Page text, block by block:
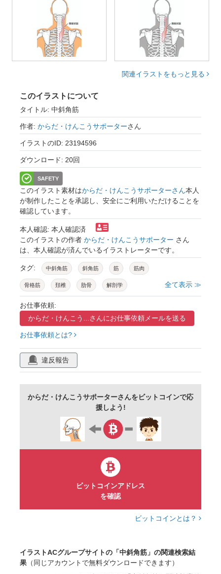
関連イラストをもっと見る
このイラストについて
タイトル: 中斜角筋
作者: からだ・けんこうサポーターさん
イラストのID: 23194596
ダウンロード: 20回
SAFETY
このイラスト素材はからだ・けんこうサポーターさん本人
が制作したことを承認し、安全にご利用いただけることを
確認しています。
本人確認: 本人確認済
このイラストの作者 からだ・けんこうサポーター さん
は、本人確認が済んでいるイラストレーターです。
タグ: 中斜角筋 斜角筋 筋 筋肉
骨格筋 頚椎 肋骨 解剖学 全て表示 ≫
お仕事依頼:
からだ・けんこう...さんにお仕事依頼メールを送る
お仕事依頼とは?
違反報告
からだ・けんこうサポーターさんをビットコインで応
援しよう!
ビットコインアドレス
を確認
ビットコインとは？
イラストACグループサイトの「中斜角筋」の関連検索結
果 （同じアカウントで無料ダウンロードできます）